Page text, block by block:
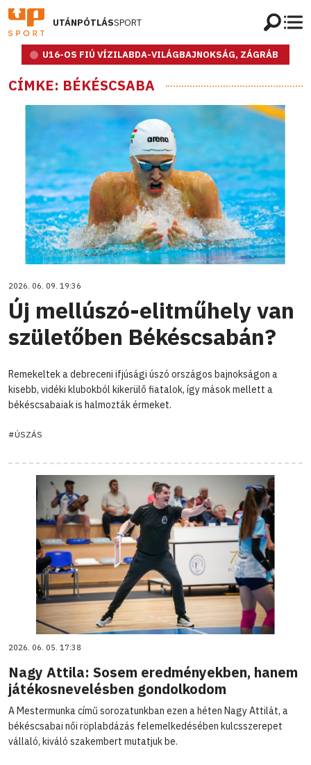
UTÁNPÓTLÁSSPORT
U16-OS FIÚ VÍZILABDA-VILÁGBAJNOKSÁG, ZÁGRÁB
CÍMKE: BÉKÉSCSABA
2026. 06. 09. 19:36
Új mellúszó-elitműhely van
születőben Békéscsabán?
Remekeltek a debreceni ifjúsági úszó országos bajnokságon a
kisebb, vidéki klubokból kikerülő fiatalok, így mások mellett a
békéscsabaiak is halmozták érmeket.
#ÚSZÁS
2026. 06. 05. 17:38
Nagy Attila: Sosem eredményekben, hanem
játékosnevelésben gondolkodom
A Mestermunka című sorozatunkban ezen a héten Nagy Attilát, a
békéscsabai női röplabdázás felemelkedésében kulcsszerepet
vállaló, kiváló szakembert mutatjuk be.